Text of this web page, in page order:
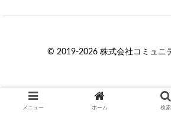
© 2019-2026 株式会社コミュニ
メニュー ホーム 検索